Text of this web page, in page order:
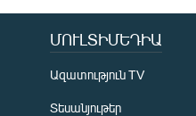
ՄՈՒԼՏԻՄԵԴԻԱ
Ազատություն TV
Տեսանյութեր